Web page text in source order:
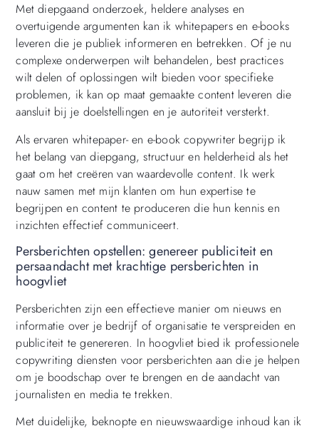
Met diepgaand onderzoek, heldere analyses en
overtuigende argumenten kan ik whitepapers en e-books
leveren die je publiek informeren en betrekken. Of je nu
complexe onderwerpen wilt behandelen, best practices
wilt delen of oplossingen wilt bieden voor specifieke
problemen, ik kan op maat gemaakte content leveren die
aansluit bij je doelstellingen en je autoriteit versterkt.
Als ervaren whitepaper- en e-book copywriter begrijp ik
het belang van diepgang, structuur en helderheid als het
gaat om het creëren van waardevolle content. Ik werk
nauw samen met mijn klanten om hun expertise te
begrijpen en content te produceren die hun kennis en
inzichten effectief communiceert.
Persberichten opstellen: genereer publiciteit en
persaandacht met krachtige persberichten in
hoogvliet
Persberichten zijn een effectieve manier om nieuws en
informatie over je bedrijf of organisatie te verspreiden en
publiciteit te genereren. In hoogvliet bied ik professionele
copywriting diensten voor persberichten aan die je helpen
om je boodschap over te brengen en de aandacht van
journalisten en media te trekken.
Met duidelijke, beknopte en nieuwswaardige inhoud kan ik